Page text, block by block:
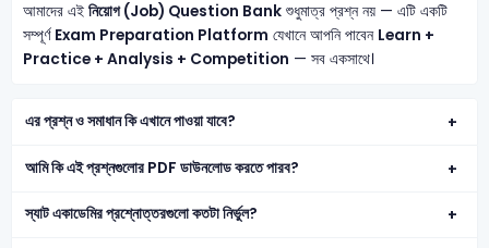
আমাদের এই নিয়োগ (Job) Question Bankশুধুমাত্র প্রশ্ন নয় — এটি একটি
সম্পূর্ণ Exam Preparation Platform যেখানে আপনি পাবেন Learn +
Practice + Analysis + Competition — সব একসাথে।
এর প্রশ্ন ও সমাধান কি এখানে পাওয়া যাবে?
আমি কি এই প্রশ্নগুলোর PDF ডাউনলোড করতে পারব?
স্যাট একাডেমির প্রশ্নোত্তরগুলো কতটা নির্ভুল?